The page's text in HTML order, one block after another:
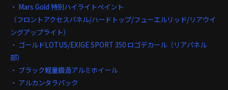
・ Mars Gold 特別ハイライトペイント
（フロントアクセスパネル/ハードトップ/フューエルリッド/リアウイ
ングアップライト）
・ ゴールドLOTUS/EXIGE SPORT 350 ロゴデカール（リアパネル
部）
・ ブラック軽量鍛造アルミホイール
・ アルカンタラパック